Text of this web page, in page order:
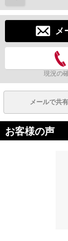
メ
現況の
メールで共
お客様の声